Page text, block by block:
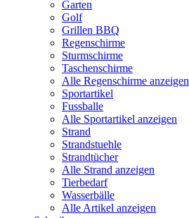
Garten
Golf
Grillen BBQ
Regenschirme
Sturmschirme
Taschenschirme
Alle Regenschirme anzeigen
Sportartikel
Fussballe
Alle Sportartikel anzeigen
Strand
Strandstuehle
Strandtücher
Alle Strand anzeigen
Tierbedarf
Wasserbälle
Alle Artikel anzeigen